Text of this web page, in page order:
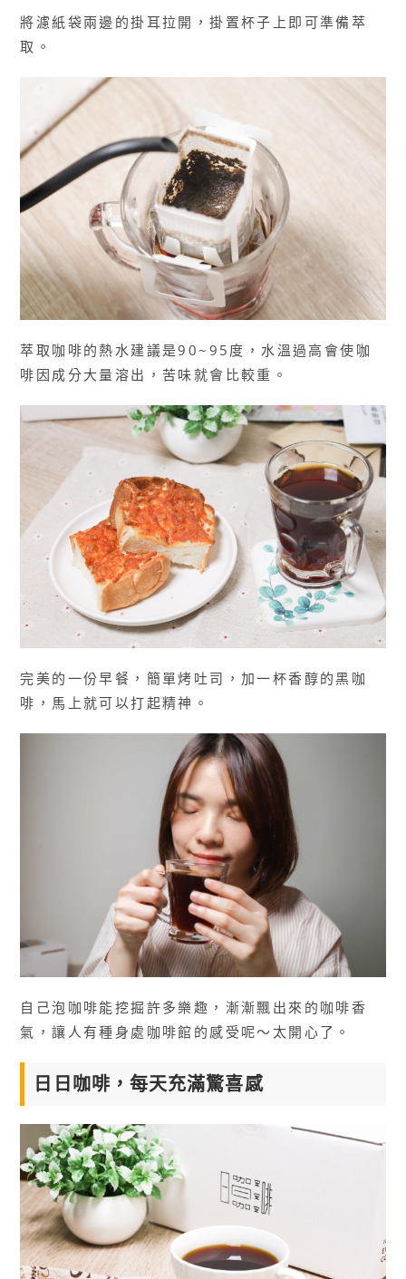
將濾紙袋兩邊的掛耳拉開，掛置杯子上即可準備萃
取。
萃取咖啡的熱水建議是90~95度，水溫過高會使咖
啡因成分大量溶出，苦味就會比較重。
完美的一份早餐，簡單烤吐司，加一杯香醇的黑咖
啡，馬上就可以打起精神。
自己泡咖啡能挖掘許多樂趣，漸漸飄出來的咖啡香
氣，讓人有種身處咖啡館的感受呢～太開心了。
日日咖啡，每天充滿驚喜感